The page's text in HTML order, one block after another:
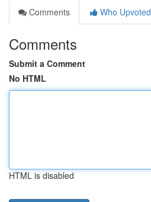
Comments
Who Upvoted
Comments
Submit a Comment
No HTML
HTML is disabled